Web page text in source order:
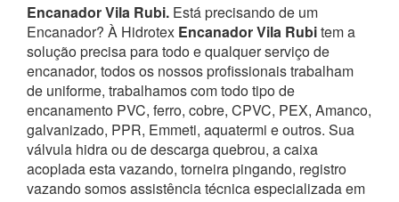
Encanador Vila Rubi. Está precisando de um
Encanador? À Hidrotex Encanador Vila Rubitem a
solução precisa para todo e qualquer serviço de
encanador, todos os nossos profissionais trabalham
de uniforme, trabalhamos com todo tipo de
encanamento PVC, ferro, cobre, CPVC, PEX, Amanco,
galvanizado, PPR, Emmeti, aquatermi e outros. Sua
válvula hidra ou de descarga quebrou, a caixa
acoplada esta vazando, torneira pingando, registro
vazando somos assistência técnica especializada em